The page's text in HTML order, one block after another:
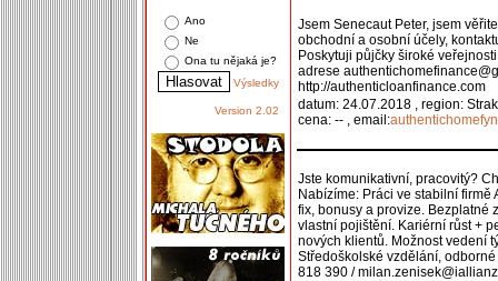
Ano
Ne
Ona tu nějaká je?
Výsledky
Version 2.02
Jsem Senecaut Peter, jsem
obchodní a osobní účely,
Poskytuji půjčky široké
adrese
http://authenticloanfinance.com
datum: 24.07.2018 , region:
cena: -- , email:
Jste komunikativní, pracovitý?
Nabízíme: Práci ve stabilní
fix, bonusy a provize. Bezplatné
vlastní pojištění. Kariérní růst +
nových klientů. Možnost vedení
Středoškolské vzdělání,
818 390 /